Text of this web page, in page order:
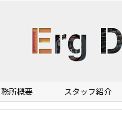
所概要 スタッフ紹介